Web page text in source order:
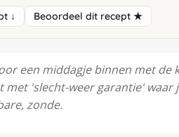
↓ Beoordeel dit recept ★
een middagje binnen met de
met 'slecht-weer garantie' waar
zonde.